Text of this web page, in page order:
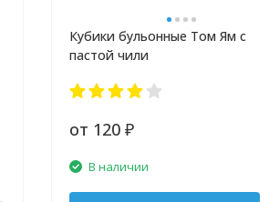
Кубики бульонные Том Ям с
пастой чили
от 120 ₽
В наличии